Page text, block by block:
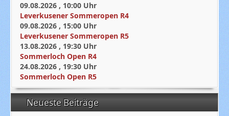
09.08.2026 , 10:00 Uhr
Leverkusener Sommeropen R4
09.08.2026 , 15:00 Uhr
Leverkusener Sommeropen R5
13.08.2026 , 19:30 Uhr
Sommerloch Open R4
24.08.2026 , 19:30 Uhr
Sommerloch Open R5
Neueste Beiträge